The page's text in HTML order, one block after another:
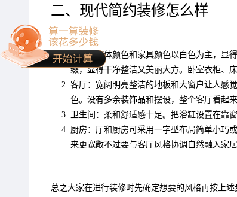
二、现代简约装修怎么样
卧室：整体颜色和家具颜色以白色为主，显
缀，显得干净整洁又美丽大方。卧室衣柜、
客厅：宽阔明亮整洁的地板和大窗户让人感
色。没有多余装饰品和摆设，整个客厅看起来
卫生间：柔和舒适感十足。把浴缸设置在靠
厨房：厅和厨房可采用一字型布局简单小巧
来更宽敞不过要与客厅风格协调自然融入家居
总之大家在进行装修时先确定想要的风格再按上述